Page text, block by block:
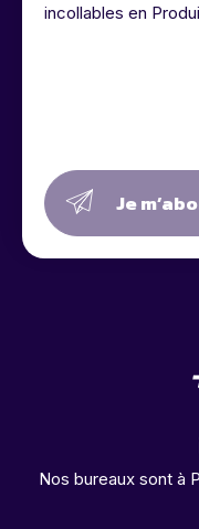
incollables en
Je
Nos bureaux sont à